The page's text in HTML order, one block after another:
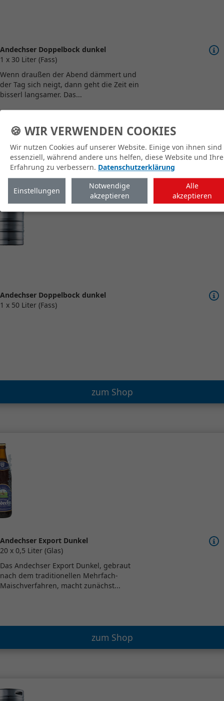
Andechser Doppelbock dunkel
1 x 30 Liter (Fass)
Wenn draußen der Abend dämmert und
der Tag sich neigt, dann geht die Zeit ein
bisserl langsamer. Das...
zum Shop
Andechser Doppelbock dunkel
1 x 50 Liter (Fass)
zum Shop
Andechser Export Dunkel
20 x 0,5 Liter (Glas)
Das Andechser Export Dunkel, gebraut
nach dem traditionellen Mehrfach-
Maischverfahren, macht zunächst...
zum Shop
🍪 WIR VERWENDEN COOKIES
Wir nutzen Cookies auf unserer Website. Einige von ihnen sind
essenziell, während andere uns helfen, diese Website und Ihre
Erfahrung zu verbessern. Datenschutzerklärung
Einstellungen
Notwendige
akzeptieren
Alle
akzeptieren